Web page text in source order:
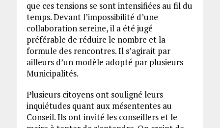
que ces tensions se sont intensifiées au fil du
temps. Devant l’impossibilité d’une
collaboration sereine, il a été jugé
préférable de réduire le nombre et la
formule des rencontres. Il s’agirait par
ailleurs d’un modèle adopté par plusieurs
Municipalités.
Plusieurs citoyens ont souligné leurs
inquiétudes quant aux mésententes au
Conseil. Ils ont invité les conseillers et le